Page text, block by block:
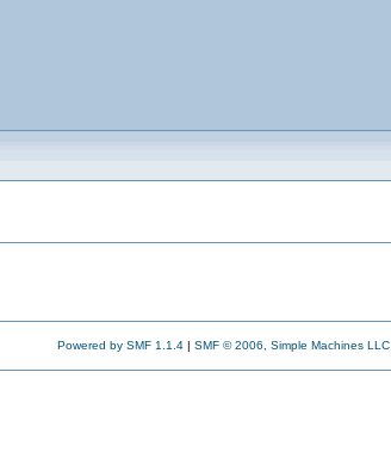
Powered by SMF 1.1.4 | SMF © 2006, Simple Machines LLC